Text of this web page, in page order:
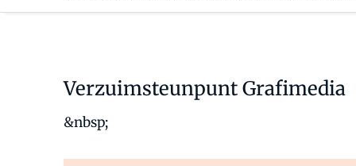
Verzuimsteunpunt Grafimedia
&nbsp;